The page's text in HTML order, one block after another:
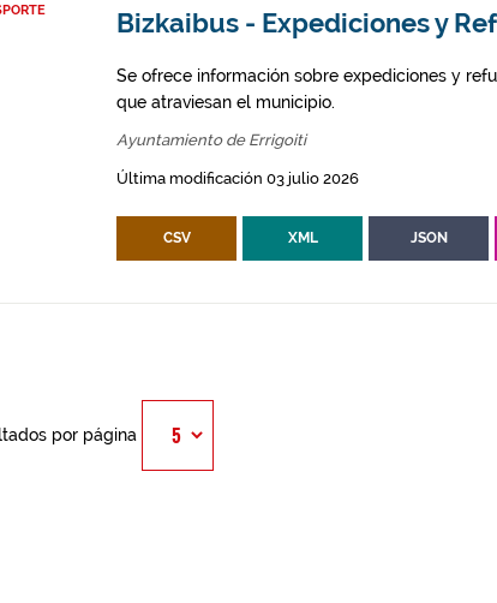
Bizkaibus - Expediciones y
Se ofrece información sobre expediciones y
que atraviesan el municipio.
Ayuntamiento de Errigoiti
Última modificación 03 julio 2026
CSV XML JSON
por página